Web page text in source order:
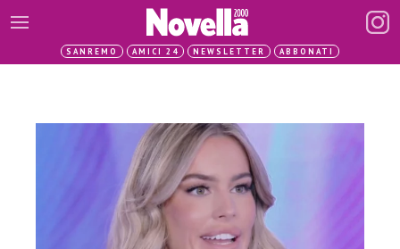
SANREMO AMICI 24 NEWSLETTER ABBONATI